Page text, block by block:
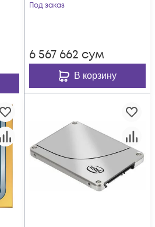
Под заказ
6 567 662 сум
В корзину